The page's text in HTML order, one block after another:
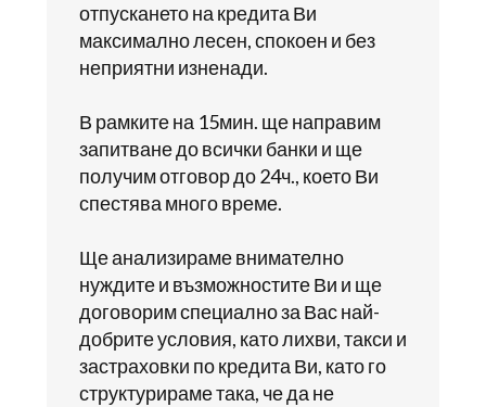
отпускането на кредита Ви
максимално лесен, спокоен и без
неприятни изненади.
В рамките на 15мин. ще направим
запитване до всички банки и ще
получим отговор до 24ч., което Ви
спестява много време.
Ще анализираме внимателно
нуждите и възможностите Ви и ще
договорим специално за Вас най-
добрите условия, като лихви, такси и
застраховки по кредита Ви, като го
структурираме така, че да не